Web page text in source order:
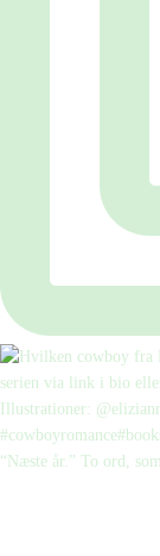
“Næste år.” To ord,